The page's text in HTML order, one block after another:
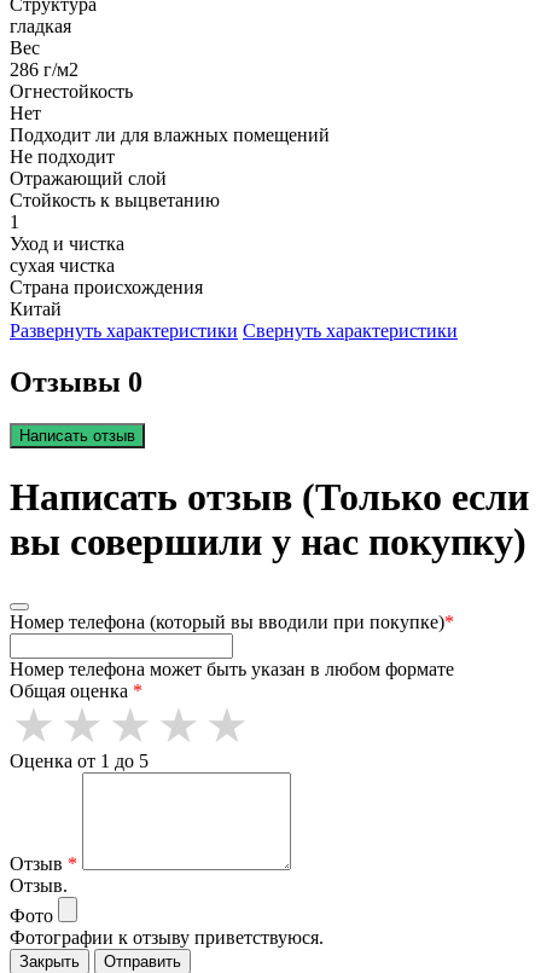
Структура
гладкая
Вес
286 г/м2
Огнестойкость
Нет
Подходит ли для влажных помещений
Не подходит
Отражающий слой
Стойкость к выцветанию
1
Уход и чистка
сухая чистка
Страна происхождения
Китай
Развернуть характеристики Свернуть характеристики
Отзывы 0
Написать отзыв
Написать отзыв (Только если
вы совершили у нас покупку)
Номер телефона (который вы вводили при покупке)*
Номер телефона может быть указан в любом формате
Общая оценка *
Оценка от 1 до 5
Отзыв *
Отзыв.
Фото
Фотографии к отзыву приветствуюся.
Закрыть Отправить